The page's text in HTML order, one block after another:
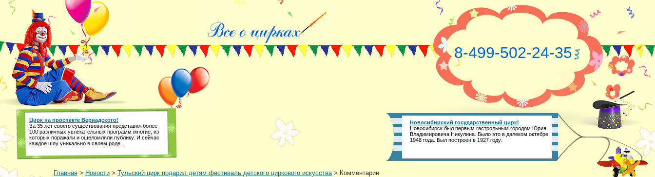
8-499-502-24-35
Цирк на проспекте Вернадского!
За 35 лет своего существования представил более
100 различных увлекательных программ многие, из
которых поражали и ошеломляли публику. И сейчас
каждое шоу уникально в своем роде.
Новосибирский государственный цирк!
Новосибирск был первым гастрольным городом Юрия
Владимировича Никулина. Было это в далеком октябре
1948 года. Был построен в 1927 году.
Главная > Новости > Тульский цирк подарил детям фестиваль детского циркового искусства> Комментарии